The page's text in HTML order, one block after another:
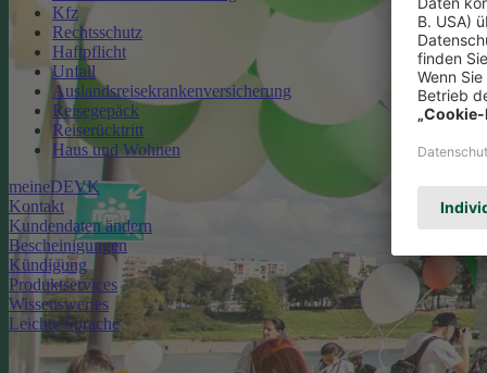
Kfz
Rechtsschutz
Haftpflicht
Unfall
Auslandsreisekrankenversicherung
Reisegepäck
Reiserücktritt
Haus und Wohnen
meineDEVK
Kontakt
Kundendaten ändern
Bescheinigungen
Kündigung
Produktservices
Wissenswertes
Leichte Sprache